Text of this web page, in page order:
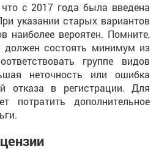
с 2017 года была введена
указании старых вариантов
наиболее вероятен. Помните,
состоять минимум из
группе видов
неточность или ошибка
отказа в регистрации. Для
потратить дополнительное